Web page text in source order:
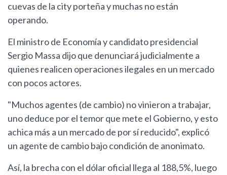
cuevas de la city porteña y muchas no están
operando.
El ministro de Economía y candidato presidencial
Sergio Massa dijo que denunciará judicialmente a
quienes realicen operaciones ilegales en un mercado
con pocos actores.
"Muchos agentes (de cambio) no vinieron a trabajar,
uno deduce por el temor que mete el Gobierno, y esto
achica más a un mercado de por sí reducido", explicó
un agente de cambio bajo condición de anonimato.
Así, la brecha con el dólar oficial llega al 188,5%, luego